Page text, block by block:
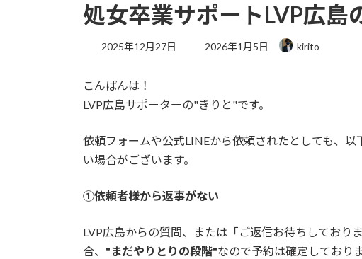
処女卒業サポートLVP広島
2025年12月27日
最
日
2026年1月5日 kirito
こんばんは！
LVP広島サポーターの"きりと"です。
依頼フォームや公式LINEから依頼されたとしても、
い場合がございます。
①依頼者様から返事がない
LVP広島からの質問、または「ご返信お待ちしており
合、 "まだやりとりの段階"なので予約は確定しており